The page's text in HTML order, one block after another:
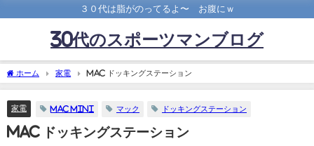
３０代は脂がのってるよ〜 お腹にｗ
30代のスポーツマンブログ
ホーム 家電 MAC ドッキングステーション
家電 Mac mini マック ドッキングステーション
MAC ドッキングステーション